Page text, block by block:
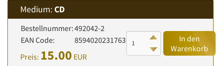
Medium:CD
Bestellnummer:492042-2
EAN Code:
8594020231763
Preis: 15.00 EUR
In den
Warenkorb